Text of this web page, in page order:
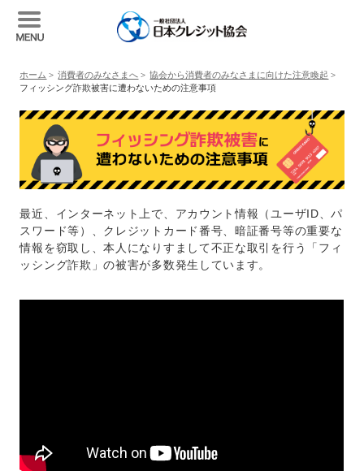
ホーム > 消費者のみなさまへ > 協会から消費者のみなさまに向けた注意喚起 >
フィッシング詐欺被害に遭わないための注意事項
最近、インターネット上で、アカウント情報（ユーザID、パ
スワード等）、クレジットカード番号、暗証番号等の重要な
情報を窃取し、本人になりすまして不正な取引を行う「フィ
ッシング詐欺」の被害が多数発生しています。